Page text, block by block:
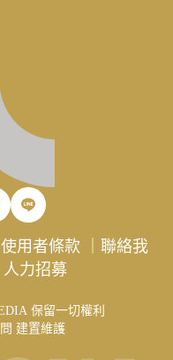
使用者條款 ｜聯絡我
人力招募
保留一切權利
建置維護